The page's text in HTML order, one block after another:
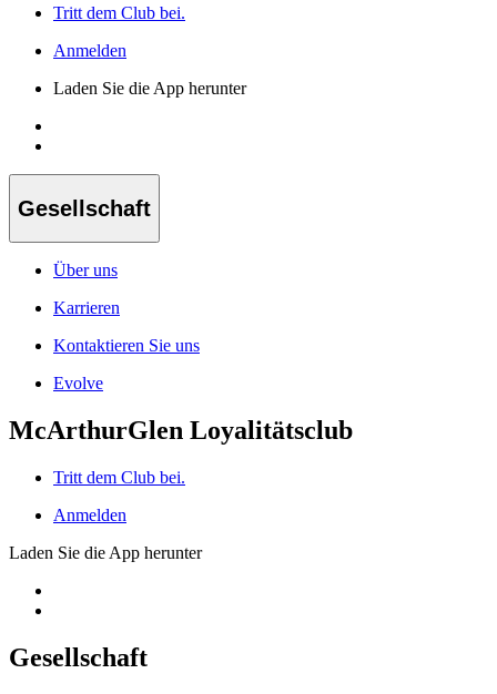
Tritt dem Club bei.
Anmelden
Laden Sie die App herunter
Gesellschaft
Über uns
Karrieren
Kontaktieren Sie uns
Evolve
McArthurGlen Loyalitätsclub
Tritt dem Club bei.
Anmelden
Laden Sie die App herunter
Gesellschaft